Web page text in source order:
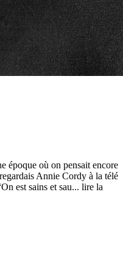
époque où on pensait encore
Annie Cordy à la télé
est sains et sau... lire la